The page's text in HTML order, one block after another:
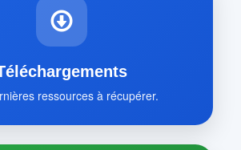
ressources à récupérer.